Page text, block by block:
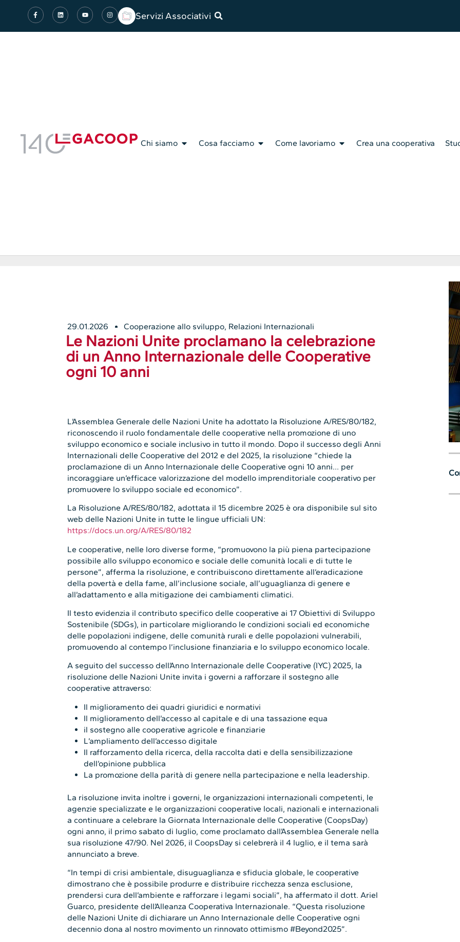
Servizi Associativi
Chi siamo Cosa facciamo Come lavoriamo Crea una cooperativa
29.01.2026 Cooperazione allo sviluppo, Relazioni Internazionali
Le Nazioni Unite proclamano la celebrazione
di un Anno Internazionale delle Cooperative
ogni 10 anni
L’Assemblea Generale delle Nazioni Unite ha adottato la Risoluzione A/RES/80/182,
riconoscendo il ruolo fondamentale delle cooperative nella promozione di uno
sviluppo economico e sociale inclusivo in tutto il mondo. Dopo il successo degli Anni
Internazionali delle Cooperative del 2012 e del 2025, la risoluzione “chiede la
proclamazione di un Anno Internazionale delle Cooperative ogni 10 anni… per
incoraggiare un’efficace valorizzazione del modello imprenditoriale cooperativo per
promuovere lo sviluppo sociale ed economico”.
La Risoluzione A/RES/80/182, adottata il 15 dicembre 2025 è ora disponibile sul sito
web delle Nazioni Unite in tutte le lingue ufficiali UN:
https://docs.un.org/A/RES/80/182
Le cooperative, nelle loro diverse forme, “promuovono la più piena partecipazione
possibile allo sviluppo economico e sociale delle comunità locali e di tutte le
persone”, afferma la risoluzione, e contribuiscono direttamente all’eradicazione
della povertà e della fame, all’inclusione sociale, all’uguaglianza di genere e
all’adattamento e alla mitigazione dei cambiamenti climatici.
Il testo evidenzia il contributo specifico delle cooperative ai 17 Obiettivi di Sviluppo
Sostenibile (SDGs), in particolare migliorando le condizioni sociali ed economiche
delle popolazioni indigene, delle comunità rurali e delle popolazioni vulnerabili,
promuovendo al contempo l’inclusione finanziaria e lo sviluppo economico locale.
A seguito del successo dell’Anno Internazionale delle Cooperative (IYC) 2025, la
risoluzione delle Nazioni Unite invita i governi a rafforzare il sostegno alle
cooperative attraverso:
Il miglioramento dei quadri giuridici e normativi
Il miglioramento dell’accesso al capitale e di una tassazione equa
il sostegno alle cooperative agricole e finanziarie
L’ampliamento dell’accesso digitale
Il rafforzamento della ricerca, della raccolta dati e della sensibilizzazione
dell’opinione pubblica
La promozione della parità di genere nella partecipazione e nella leadership.
La risoluzione invita inoltre i governi, le organizzazioni internazionali competenti, le
agenzie specializzate e le organizzazioni cooperative locali, nazionali e internazionali
a continuare a celebrare la Giornata Internazionale delle Cooperative (CoopsDay)
ogni anno, il primo sabato di luglio, come proclamato dall’Assemblea Generale nella
sua risoluzione 47/90. Nel 2026, il CoopsDay si celebrerà il 4 luglio, e il tema sarà
annunciato a breve.
“In tempi di crisi ambientale, disuguaglianza e sfiducia globale, le cooperative
dimostrano che è possibile produrre e distribuire ricchezza senza esclusione,
prendersi cura dell’ambiente e rafforzare i legami sociali”, ha affermato il dott. Ariel
Guarco, presidente dell’Alleanza Cooperativa Internazionale. “Questa risoluzione
delle Nazioni Unite di dichiarare un Anno Internazionale delle Cooperative ogni
decennio dona al nostro movimento un rinnovato ottimismo #Beyond2025”.